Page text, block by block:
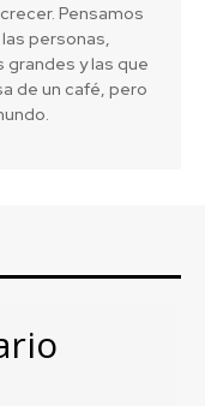
Pensamos
personas,
grandes y las que
de un café, pero